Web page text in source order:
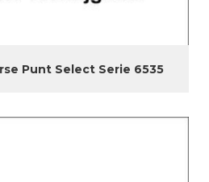
Punt Select Serie 6535